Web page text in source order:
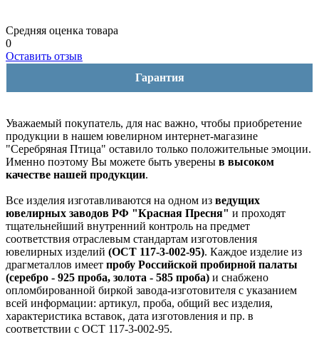
Средняя оценка товара
0
Оставить отзыв
Гарантия
Уважаемый покупатель, для нас важно, чтобы приобретение
продукции в нашем ювелирном интернет-магазине
"Серебряная Птица" оставило только положительные эмоции.
Именно поэтому Вы можете быть уверены в высоком
качестве нашей продукции.
Все изделия изготавливаются на одном из ведущих
ювелирных заводов РФ "Красная Пресня" и проходят
тщательнейший внутренний контроль на предмет
соответствия отраслевым стандартам изготовления
ювелирных изделий (ОСТ 117-3-002-95). Каждое изделие из
драгметаллов имеет пробу Российской пробирной палаты
(серебро - 925 проба, золота - 585 проба) и снабжено
опломбированной биркой завода-изготовителя с указанием
всей информации: артикул, проба, общий вес изделия,
характеристика вставок, дата изготовления и пр. в
соответствии с ОСТ 117-3-002-95.